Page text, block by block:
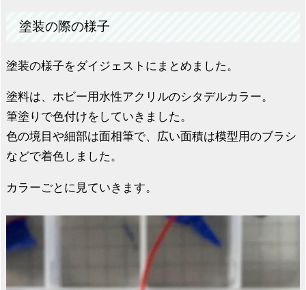
塗装の際の様子
塗装の様子をダイジェストにまとめました。
塗料は、ホビー用水性アクリルのシタデルカラー。
筆塗りで色付けをしていきました。
色の境目や細部は面相筆で、広い面積は模型用のブラシ
などで着色しました。
カラーごとに見ていきます。